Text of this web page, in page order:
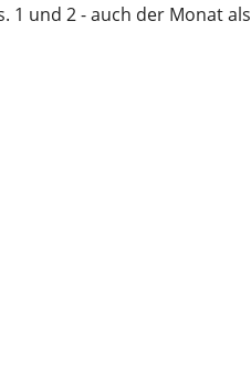
1 und 2 - auch der Monat